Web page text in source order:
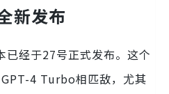
新发布
已经于27号正式发布。这个
4 Turbo相匹敌，尤其